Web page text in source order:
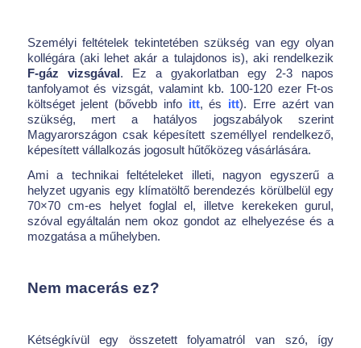
Személyi feltételek tekintetében szükség van egy olyan
kollégára (aki lehet akár a tulajdonos is), aki rendelkezik
F-gáz vizsgával. Ez a gyakorlatban egy 2-3 napos
tanfolyamot és vizsgát, valamint kb. 100-120 ezer Ft-os
költséget jelent (bővebb info itt, és itt). Erre azért van
szükség, mert a hatályos jogszabályok szerint
Magyarországon csak képesített személlyel rendelkező,
képesített vállalkozás jogosult hűtőközeg vásárlására.
Ami a technikai feltételeket illeti, nagyon egyszerű a
helyzet ugyanis egy klímatöltő berendezés körülbelül egy
70×70 cm-es helyet foglal el, illetve kerekeken gurul,
szóval egyáltalán nem okoz gondot az elhelyezése és a
mozgatása a műhelyben.
Nem macerás ez?
Kétségkívül egy összetett folyamatról van szó, így